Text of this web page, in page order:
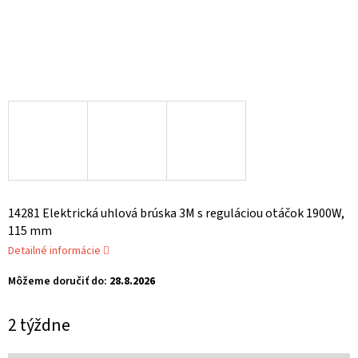
2 týždne
Môžeme doručiť do: 28.8.2026
14281 Elektrická uhlová brúska 3M s reguláciou otáčok 1900W,
115 mm
Detailné informácie